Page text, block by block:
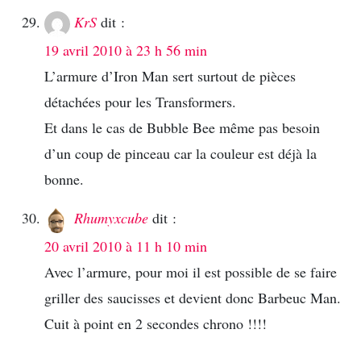
KrS dit :
19 avril 2010 à 23 h 56 min
L’armure d’Iron Man sert surtout de pièces
détachées pour les Transformers.
Et dans le cas de Bubble Bee même pas besoin
d’un coup de pinceau car la couleur est déjà la
bonne.
Rhumyxcube dit :
20 avril 2010 à 11 h 10 min
Avec l’armure, pour moi il est possible de se faire
griller des saucisses et devient donc Barbeuc Man.
Cuit à point en 2 secondes chrono !!!!